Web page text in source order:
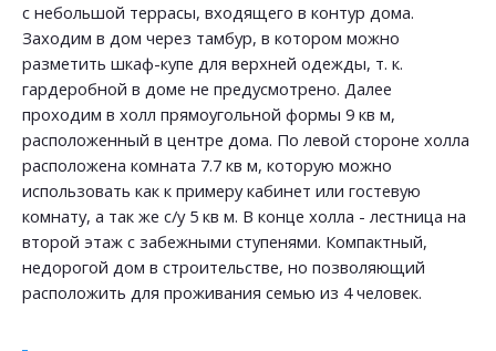
с небольшой террасы, входящего в контур дома.
Заходим в дом через тамбур, в котором можно
разметить шкаф-купе для верхней одежды, т. к.
гардеробной в доме не предусмотрено. Далее
проходим в холл прямоугольной формы 9 кв м,
расположенный в центре дома. По левой стороне холла
расположена комната 7.7 кв м, которую можно
использовать как к примеру кабинет или гостевую
комнату, а так же с/у 5 кв м. В конце холла - лестница на
второй этаж с забежными ступенями. Компактный,
недорогой дом в строительстве, но позволяющий
расположить для проживания семью из 4 человек.